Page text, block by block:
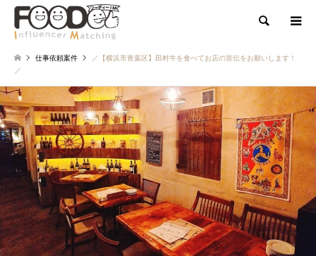
検索
仕事依頼案件
／【横浜市青葉区】田村牛を食べてお店の宣伝をお願いします！
／